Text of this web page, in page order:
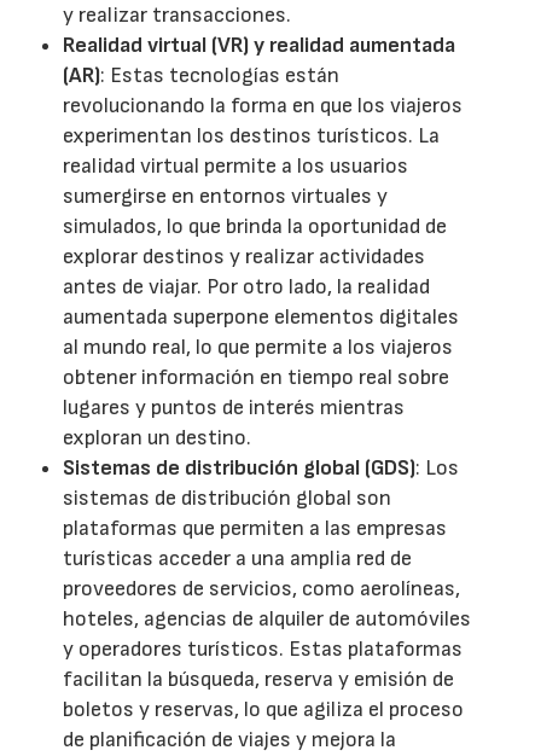
y realizar transacciones.
Realidad virtual (VR) y realidad aumentada
(AR): Estas tecnologías están
revolucionando la forma en que los viajeros
experimentan los destinos turísticos. La
realidad virtual permite a los usuarios
sumergirse en entornos virtuales y
simulados, lo que brinda la oportunidad de
explorar destinos y realizar actividades
antes de viajar. Por otro lado, la realidad
aumentada superpone elementos digitales
al mundo real, lo que permite a los viajeros
obtener información en tiempo real sobre
lugares y puntos de interés mientras
exploran un destino.
Sistemas de distribución global (GDS): Los
sistemas de distribución global son
plataformas que permiten a las empresas
turísticas acceder a una amplia red de
proveedores de servicios, como aerolíneas,
hoteles, agencias de alquiler de automóviles
y operadores turísticos. Estas plataformas
facilitan la búsqueda, reserva y emisión de
boletos y reservas, lo que agiliza el proceso
de planificación de viajes y mejora la